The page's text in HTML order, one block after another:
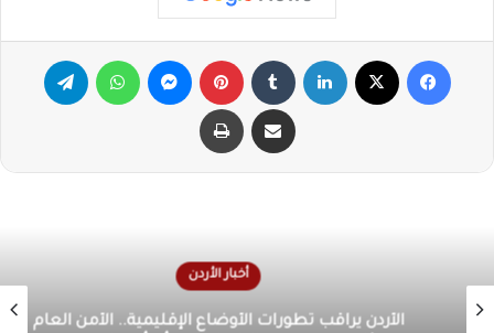
أخبار الأردن
الأردن يراقب تطورات الأوضاع الإقليمية.. الأمن العام